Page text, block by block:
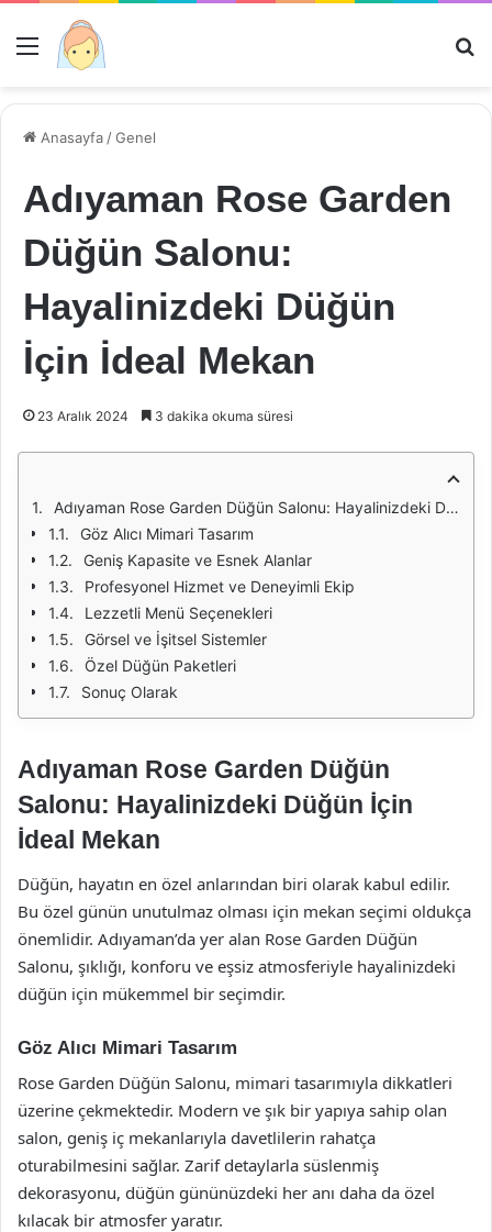
Menü
Anasayfa /Genel
Adıyaman Rose Garden
Düğün Salonu:
Hayalinizdeki Düğün
İçin İdeal Mekan
23 Aralık 2024 3 dakika okuma süresi
Adıyaman Rose Garden Düğün Salonu: Hayalinizdeki Düğün İçin İdeal Mekan
Göz Alıcı Mimari Tasarım
Geniş Kapasite ve Esnek Alanlar
Profesyonel Hizmet ve Deneyimli Ekip
Lezzetli Menü Seçenekleri
Görsel ve İşitsel Sistemler
Özel Düğün Paketleri
Sonuç Olarak
Adıyaman Rose Garden Düğün
Salonu: Hayalinizdeki Düğün İçin
İdeal Mekan
Düğün, hayatın en özel anlarından biri olarak kabul edilir.
Bu özel günün unutulmaz olması için mekan seçimi oldukça
önemlidir. Adıyaman’da yer alan Rose Garden Düğün
Salonu, şıklığı, konforu ve eşsiz atmosferiyle hayalinizdeki
düğün için mükemmel bir seçimdir.
Göz Alıcı Mimari Tasarım
Rose Garden Düğün Salonu, mimari tasarımıyla dikkatleri
üzerine çekmektedir. Modern ve şık bir yapıya sahip olan
salon, geniş iç mekanlarıyla davetlilerin rahatça
oturabilmesini sağlar. Zarif detaylarla süslenmiş
dekorasyonu, düğün gününüzdeki her anı daha da özel
kılacak bir atmosfer yaratır.